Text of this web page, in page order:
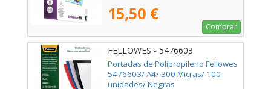
15,50 €
Comprar
FELLOWES - 5476603
Portadas de Polipropileno Fellowes
5476603/ A4/ 300 Micras/ 100
unidades/ Negras